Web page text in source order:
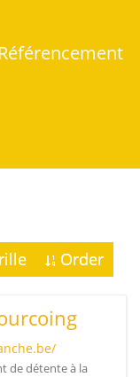
Order
de détente à la